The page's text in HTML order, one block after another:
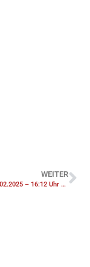
WEITER
012/2025 – 24.02.2025 – 16:12 Uhr – BMA Ausgelöste Brandmeldeanlage